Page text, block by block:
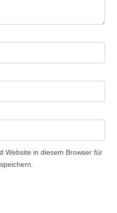
Website in diesem Browser für